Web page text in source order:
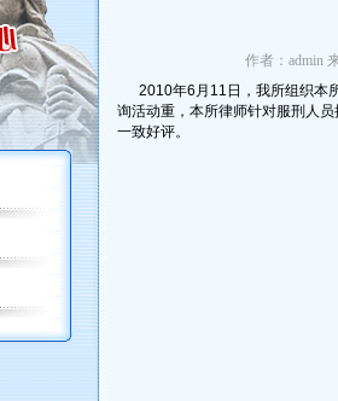
作者：admin
2010年6 月 11 日，我所组织本
询活动重，本所律师针对服刑人
一致好评。